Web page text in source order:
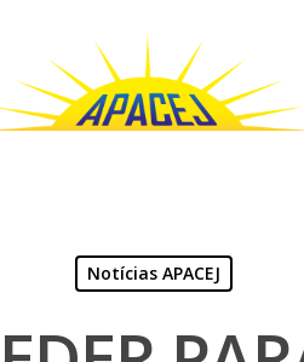
Notícias APACEJ